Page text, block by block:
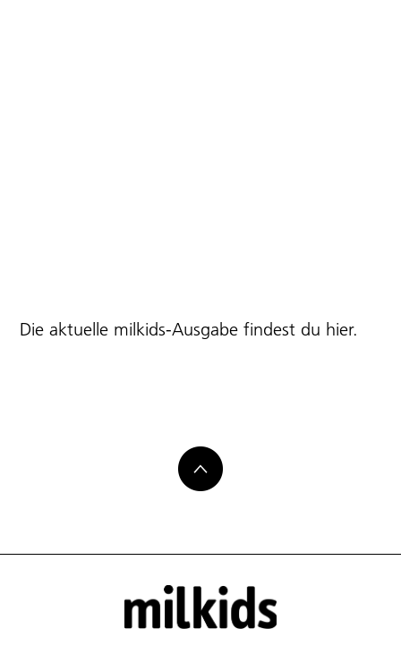
Die aktuelle milkids-Ausgabe findest du hier.